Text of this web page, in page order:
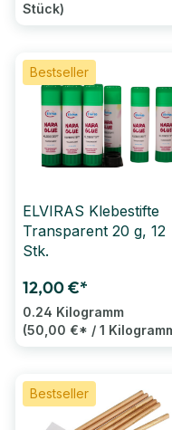
Stück)
Bestseller
ELVIRAS Klebestifte
Transparent 20 g, 12
Stk.
12,00 €*
0.24 Kilogramm
(50,00 €* / 1
Bestseller